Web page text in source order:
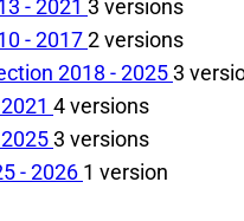
- 2021 3 versions
- 20172 versions
2018 - 20253
4 versions
3 versions
- 2026 1 version